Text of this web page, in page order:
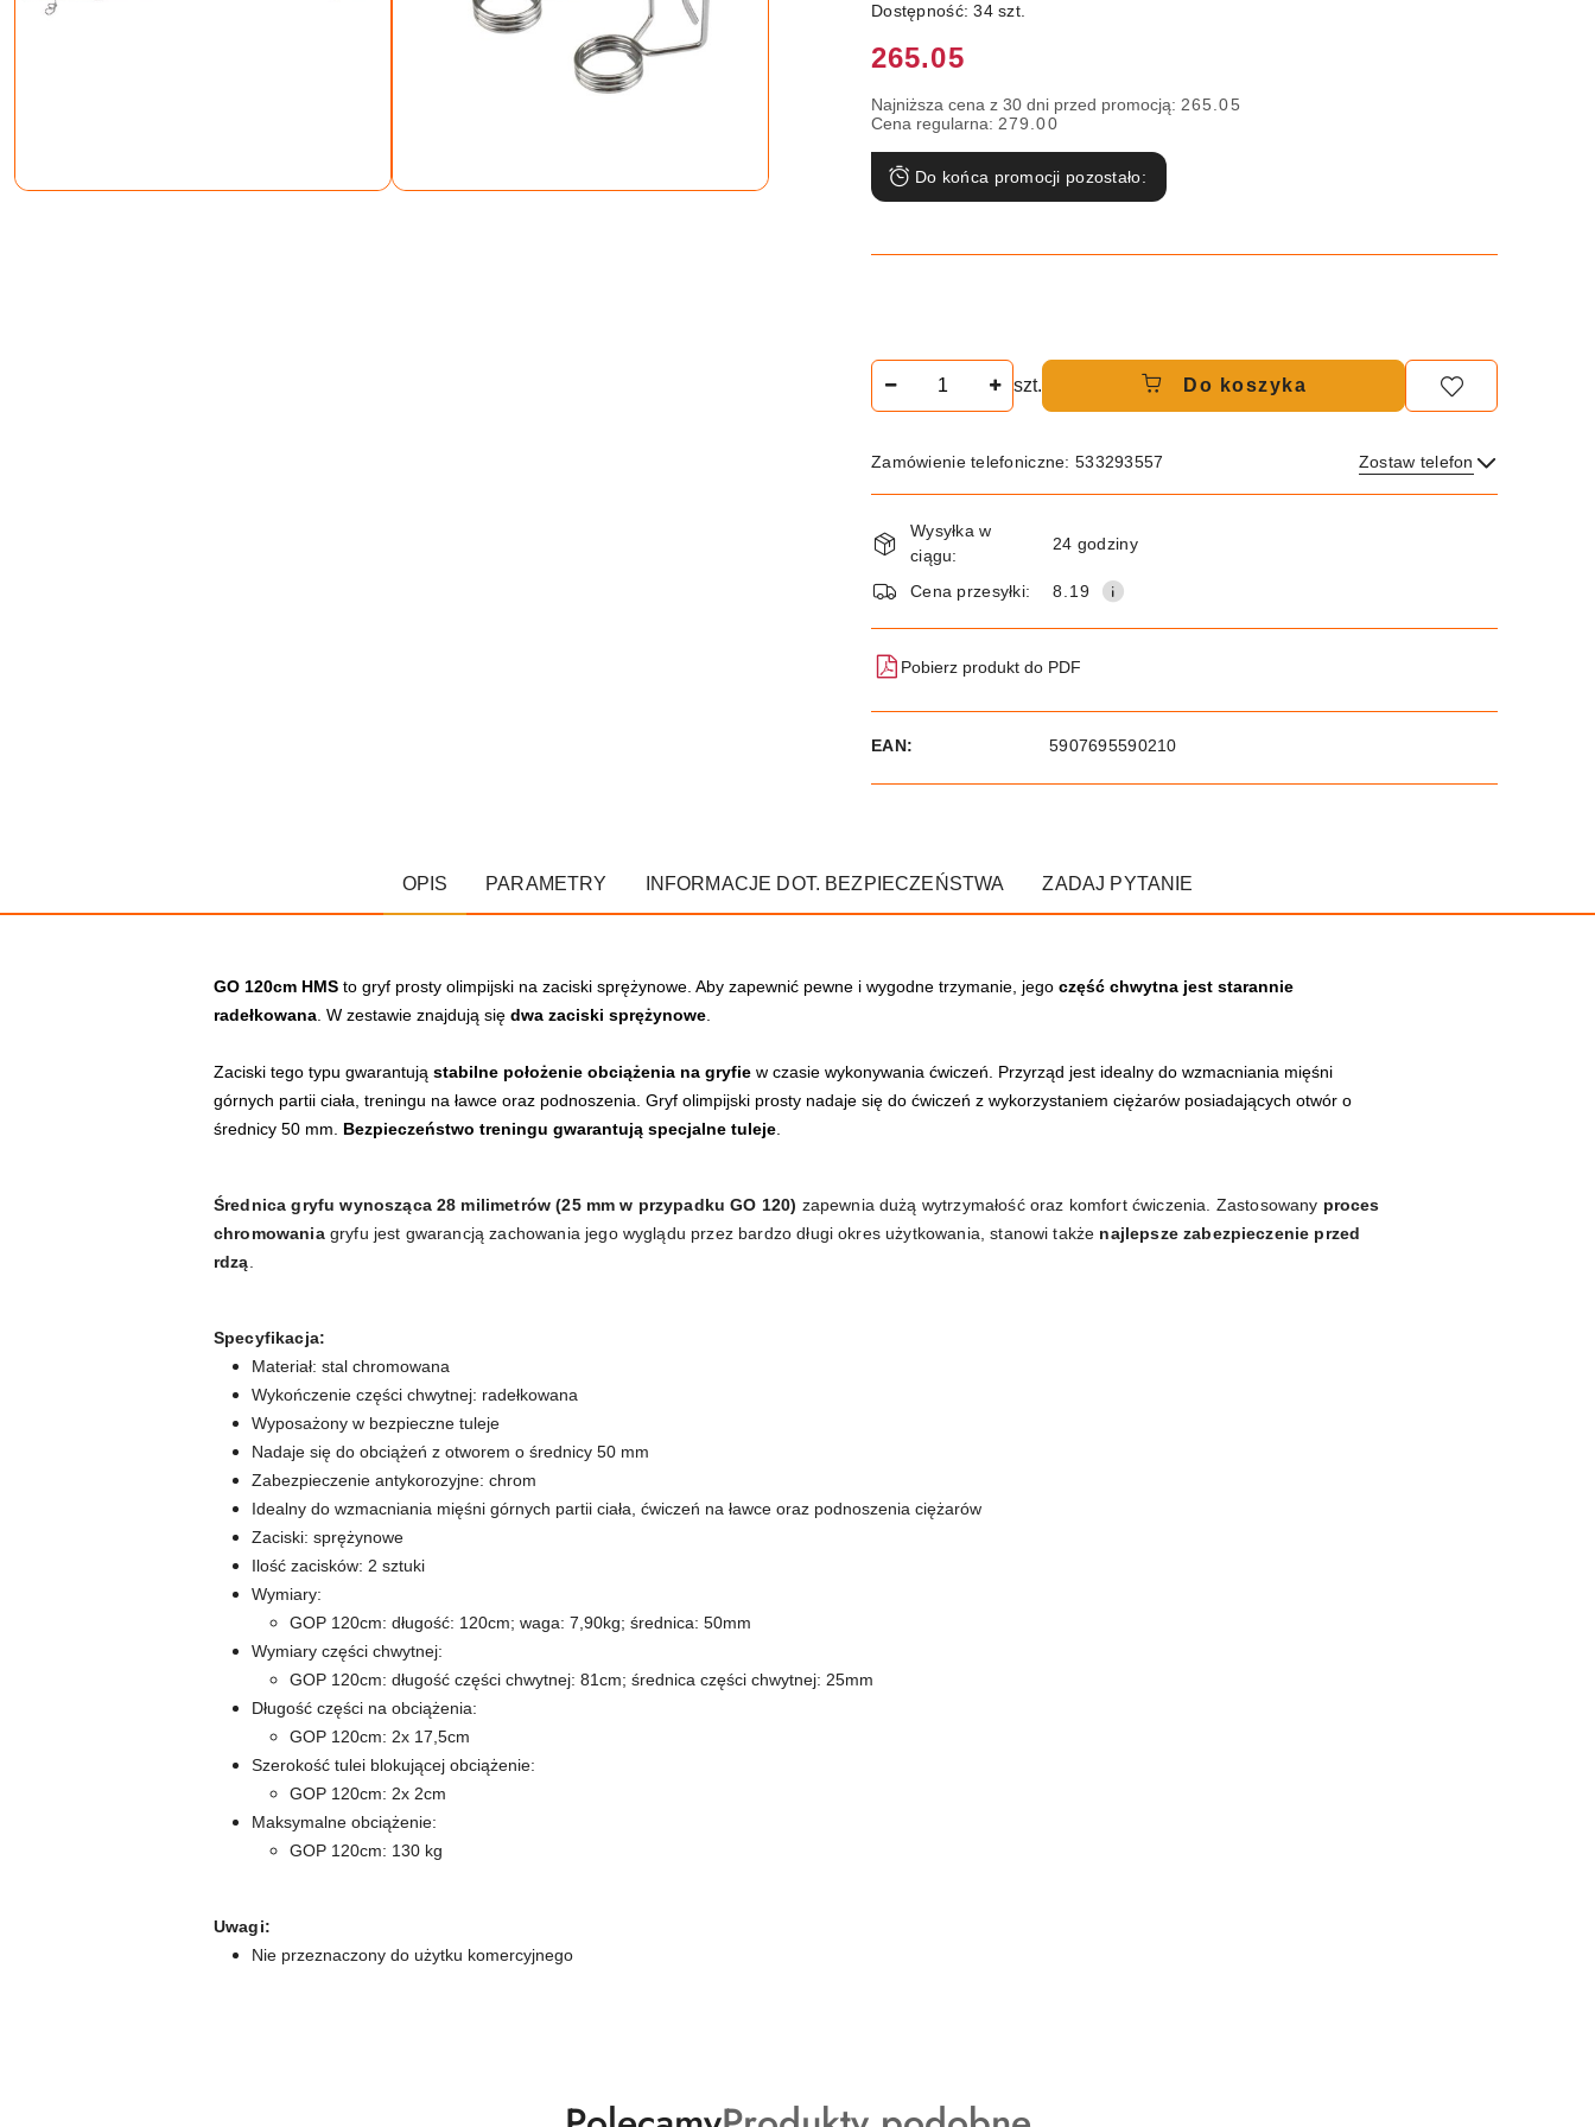
Dostępność:34szt.
Cena:
265.05
Najniższa cena z 30 dni przed promocją: 265.05
Cena regularna: 279.00
Do końca promocji pozostało:
szt. Do koszyka
Zamówienie telefoniczne: 533293557 Zostaw telefon
Wyślij
Dostępność
i
dostawa
Wysyłka w
ciągu:
24 godziny
Cena przesyłki: 8.19
Pobierz produkt do PDF
EAN: 5907695590210
OPIS PARAMETRY INFORMACJE DOT. BEZPIECZEŃSTWA ZADAJ PYTANIE
GO 120cm HMS to gryf prosty olimpijski na zaciski sprężynowe. Aby zapewnić pewne i wygodne trzymanie, jego część chwytna jest starannie
radełkowana . W zestawie znajdują się dwa zaciski sprężynowe
Zaciski tego typu gwarantują stabilne położenie obciążenia na gryfie w czasie wykonywania ćwiczeń. Przyrząd jest idealny do wzmacniania mięśni
górnych partii ciała, treningu na ławce oraz podnoszenia. Gryf olimpijski prosty nadaje się do ćwiczeń z wykorzystaniem ciężarów posiadających otwór o
średnicy 50 mm. Bezpieczeństwo treningu gwarantują specjalne tuleje
Średnica gryfu wynosząca 28 milimetrów (25 mm w przypadku GO 120) zapewnia dużą wytrzymałość oraz komfort ćwiczenia. Zastosowany proces
chromowaniagryfu jest gwarancją zachowania jego wyglądu przez bardzo długi okres użytkowania, stanowi także najlepsze zabezpieczenie przed
rdzą
Specyfikacja:
Materiał: stal chromowana
Wykończenie części chwytnej: radełkowana
Wyposażony w bezpieczne tuleje
Nadaje się do obciążeń z otworem o średnicy 50 mm
Zabezpieczenie antykorozyjne: chrom
Idealny do wzmacniania mięśni górnych partii ciała, ćwiczeń na ławce oraz podnoszenia ciężarów
Zaciski: sprężynowe
Ilość zacisków: 2 sztuki
Wymiary:
GOP 120cm: długość: 120cm; waga: 7,90kg; średnica: 50mm
Wymiary części chwytnej:
GOP 120cm: długość części chwytnej: 81cm; średnica części chwytnej: 25mm
Długość części na obciążenia:
GOP 120cm: 2x 17,5cm
Szerokość tulei blokującej obciążenie:
GOP 120cm: 2x 2cm
Maksymalne obciążenie:
GOP 120cm: 130 kg
Uwagi:
Nie przeznaczony do użytku komercyjnego